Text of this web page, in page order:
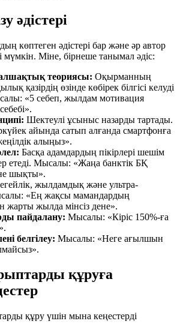
әдістері
көптеген әдістері бар және әр автор
мүмкін. Міне, бірнеше танымал әдіс:
теориясы: Оқырманның
қазірдің өзінде көбірек білгісі келуді
«5 себеп, жылдам мотивация
Шектеулі ұсыныс назарды тартады.
айында сатып алғанда смартфонға
алыңыз».
Басқа адамдардың пікірлері шешім
етеді. Мысалы: «Жаңа банктік БҚ
шықты».
жылдамдық және ультра-
«Ең жақсы мамандардың
жылда мінсіз дене».
пайдалану: Мысалы: «Кіріс 150%-ға
белгілеу: Мысалы: «Неге ағылшын
құруға
құру үшін мына кеңестерді